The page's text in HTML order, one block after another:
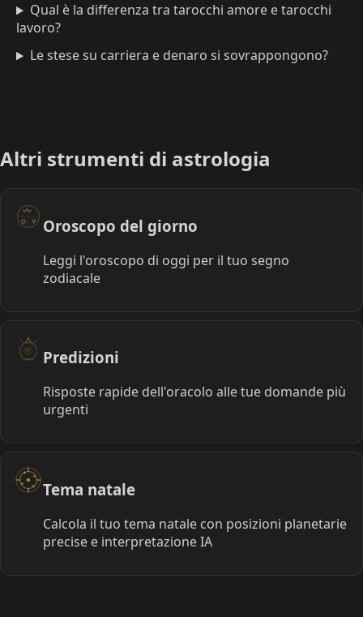
Qual è la differenza tra tarocchi amore e tarocchi
lavoro?
Le stese su carriera e denaro si sovrappongono?
Altri strumenti di astrologia
Oroscopo del giorno
Leggi l'oroscopo di oggi per il tuo segno
zodiacale
Predizioni
Risposte rapide dell'oracolo alle tue domande più
urgenti
Tema natale
Calcola il tuo tema natale con posizioni planetarie
precise e interpretazione IA